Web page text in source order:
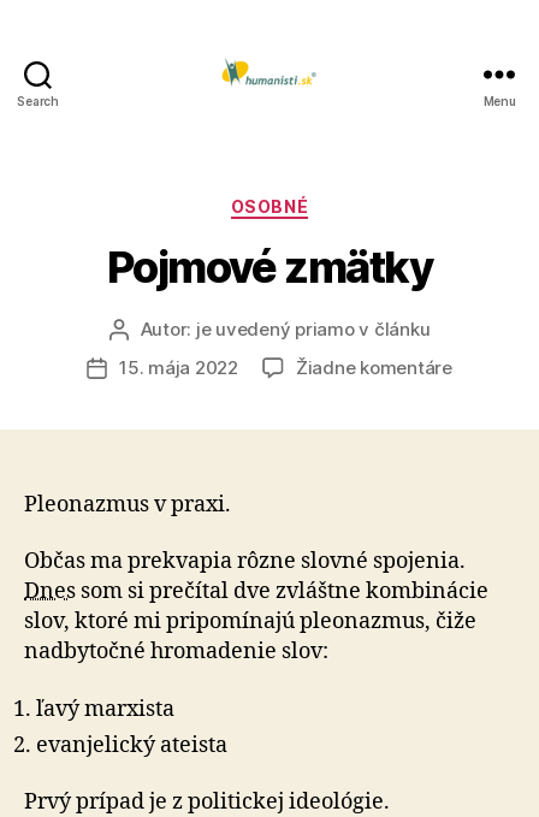
Search Menu
Kategórie
OSOBNÉ
Pojmové zmätky
Autor
článku
Autor: je uvedený priamo v článku
Dátum
15. mája 2022 Žiadne komentárena
Pleonazmus v praxi.
Občas ma prekvapia rôzne slovné spojenia.
Dnes som si prečítal dve zvláštne kombinácie
slov, ktoré mi pripomínajú pleonazmus, čiže
nadbytočné hromadenie slov:
ľavý marxista
evanjelický ateista
Prvý prípad je z politickej ideológie.